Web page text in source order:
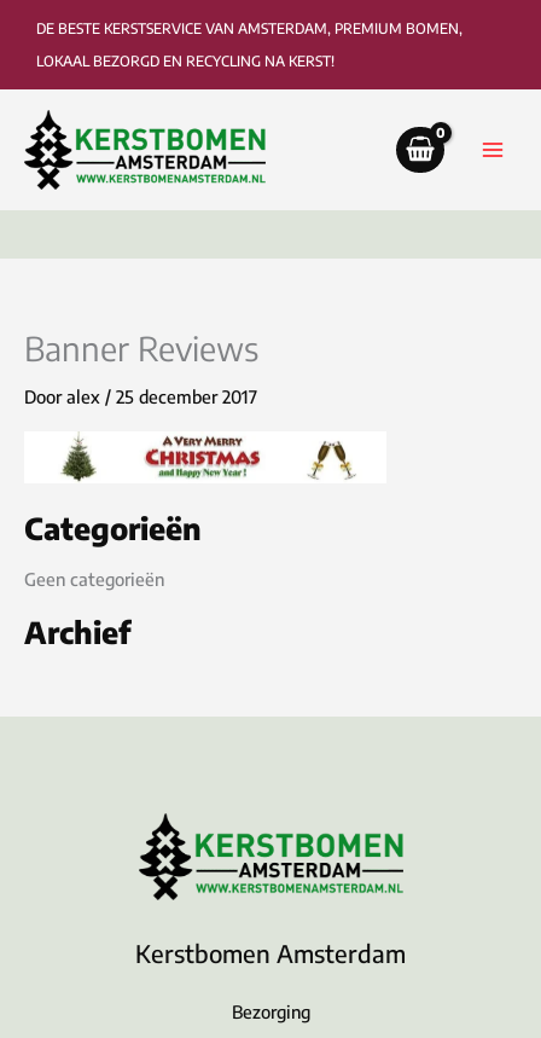
inhoud
DE BESTE KERSTSERVICE VAN AMSTERDAM, PREMIUM BOMEN,
LOKAAL BEZORGD EN RECYCLING NA KERST!
Categorieën
Geen categorieën
Archief
Banner Reviews
Dooralex / 25 december 2017
Kerstbomen Amsterdam
Bezorging